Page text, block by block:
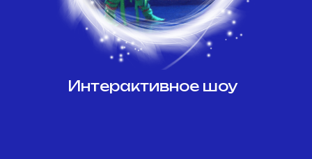
Интерактивное шоу